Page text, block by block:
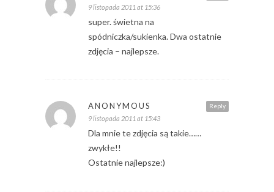
9 listopada 2011 at 15:36
super. świetna na
spódniczka/sukienka. Dwa ostatnie
zdjęcia – najlepsze.
Reply
ANONYMOUS
9 listopada 2011 at 15:43
Dla mnie te zdjęcia są takie……
zwykłe!!
Ostatnie najlepsze:)